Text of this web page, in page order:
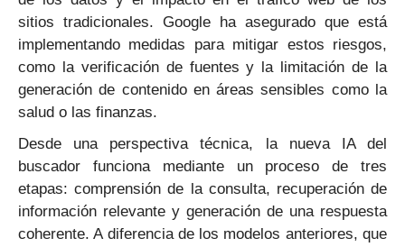
sitios tradicionales. Google ha asegurado que está
implementando medidas para mitigar estos riesgos,
como la verificación de fuentes y la limitación de la
generación de contenido en áreas sensibles como la
salud o las finanzas.
Desde una perspectiva técnica, la nueva IA del
buscador funciona mediante un proceso de tres
etapas: comprensión de la consulta, recuperación de
información relevante y generación de una respuesta
coherente. A diferencia de los modelos anteriores, que